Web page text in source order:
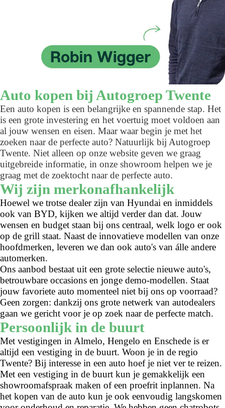
Auto kopen bij Autogroep Twente
Een auto kopen is een belangrijke en spannende stap. Het
is een grote investering en het voertuig moet voldoen aan
al jouw wensen en eisen. Maar waar begin je met het
zoeken naar de perfecte auto? Natuurlijk bij Autogroep
Twente. Niet alleen op onze website geven we graag
uitgebreide informatie, in onze showroom helpen we je
graag met de zoektocht naar de perfecte auto.
Wij zijn merkonafhankelijk
Hoewel we trotse dealer zijn van Hyundai en inmiddels
ook van BYD, kijken we altijd verder dan dat. Jouw
wensen en budget staan bij ons centraal, welk logo er ook
op de grill staat. Naast de innovatieve modellen van onze
hoofdmerken, leveren we dan ook auto's van álle andere
automerken.
Ons aanbod bestaat uit een grote selectie nieuwe auto's,
betrouwbare occasions en jonge demo-modellen. Staat
jouw favoriete auto momenteel niet bij ons op voorraad?
Geen zorgen: dankzij ons grote netwerk van autodealers
gaan we gericht voor je op zoek naar de perfecte match.
Persoonlijk in de buurt
Met vestigingen in Almelo, Hengelo en Enschede is er
altijd een vestiging in de buurt. Woon je in de regio
Twente? Bij interesse in een auto hoef je niet ver te reizen.
Met een vestiging in de buurt kun je gemakkelijk een
showroomafspraak maken of een proefrit inplannen. Na
het kopen van de auto kun je ook eenvoudig langskomen